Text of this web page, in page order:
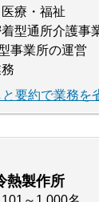
療・福祉
型通所介護事
事業所の運営
要約で業務を
熱製作所